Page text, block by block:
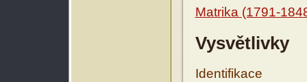
Matrika (1791-
Vysvětlivky
Identifikace